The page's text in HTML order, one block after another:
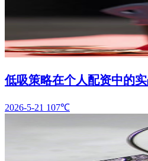
低吸策略在个人配资中的
2026-5-21 107℃